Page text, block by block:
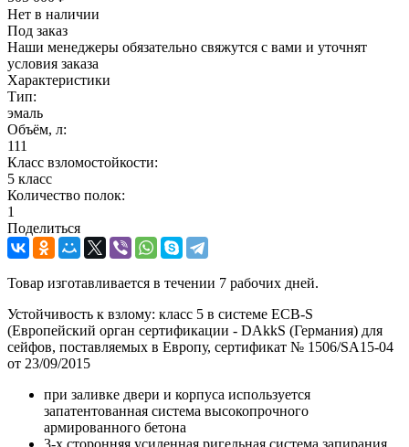
Нет в наличии
Под заказ
Наши менеджеры обязательно свяжутся с вами и уточнят
условия заказа
Характеристики
Тип:
эмаль
Объём, л:
111
Класс взломостойкости:
5 класс
Количество полок:
1
Поделиться
Товар изготавливается в течении 7 рабочих дней.
Устойчивость к взлому: класс 5 в системе ECB-S
(Европейский орган сертификации - DAkkS (Германия) для
сейфов, поставляемых в Европу, сертификат № 1506/SA15-04
от 23/09/2015
при заливке двери и корпуса используется
запатентованная система высокопрочного
армированного бетона
3-х сторонняя усиленная ригельная система запирания